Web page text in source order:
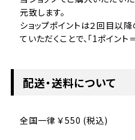
元致します。
ショップポイントは２回目以
ていただくことで、「1ポイン
配送・送料について
全国一律 ￥550 (税込)